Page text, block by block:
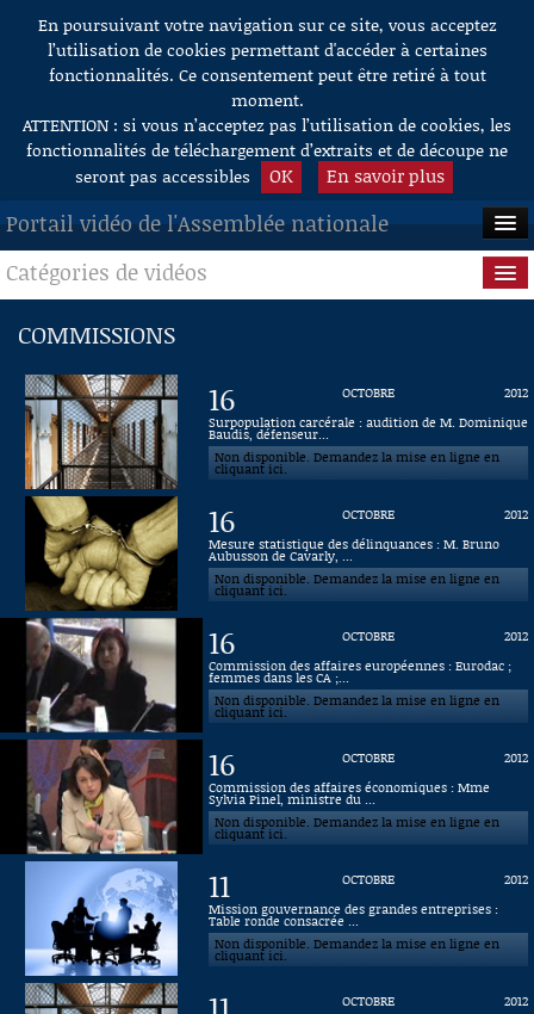
Aller au contenu
En poursuivant votre navigation sur ce site, vous acceptez
l’utilisation de cookies permettant d'accéder à certaines
fonctionnalités. Ce consentement peut être retiré à tout
moment.
ATTENTION : si vous n’acceptez pas l’utilisation de cookies, les
fonctionnalités de téléchargement d’extraits et de découpe ne
seront pas accessibles
OK En savoir plus
Portail vidéo de l'Assemblée nationale
ACCUEIL
EN DIRECT
À LA DEMANDE
RECHERCHE
AIDE À LA DÉCOUPE
DE VIDÉOS
Catégories de vidéos
Questions au Gouvernement
Commissions
Présidence
Évènements
Connaissance, Histoire
COMMISSIONS
16 OCTOBRE
2012
Surpopulation carcérale : audition de M. Dominique
Baudis, défenseur...
Non disponible. Demandez la mise en ligne en
cliquant ici.
16 OCTOBRE
2012
Mesure statistique des délinquances : M. Bruno
Aubusson de Cavarly, ...
Non disponible. Demandez la mise en ligne en
cliquant ici.
16 OCTOBRE
2012
Commission des affaires européennes : Eurodac ;
femmes dans les CA ;...
Non disponible. Demandez la mise en ligne en
cliquant ici.
16 OCTOBRE
2012
Commission des affaires économiques : Mme
Sylvia Pinel, ministre du ...
Non disponible. Demandez la mise en ligne en
cliquant ici.
11 OCTOBRE
2012
Mission gouvernance des grandes entreprises :
Table ronde consacrée ...
Non disponible. Demandez la mise en ligne en
cliquant ici.
OCTOBRE
2012